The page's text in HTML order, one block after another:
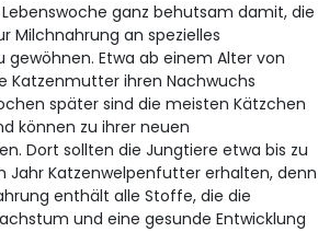
ganz behutsam damit, die
Milchnahrung an spezielles
Etwa ab einem Alter von
Katzenmutter ihren Nachwuchs
später sind die meisten Kätzchen
können zu ihrer neuen
Dort sollten die Jungtiere etwa bis zu
Jahr Katzenwelpenfutter erhalten, denn
enthält alle Stoffe, die die
und eine gesunde Entwicklung